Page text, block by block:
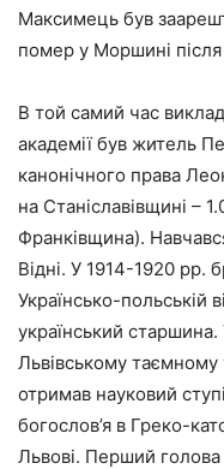
Максимець був
помер у Моршині
В той самий час
академії був житель
канонічного права
на Станіславівщині –
Франківщина).
Відні. У 1914-1920 рр.
Українсько-польській
український
Львівському таємному
отримав науковий
богослов’я в Греко-
Львові. Перший голова